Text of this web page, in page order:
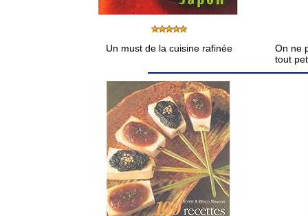
Un must de la cuisine rafinée
On ne
tout